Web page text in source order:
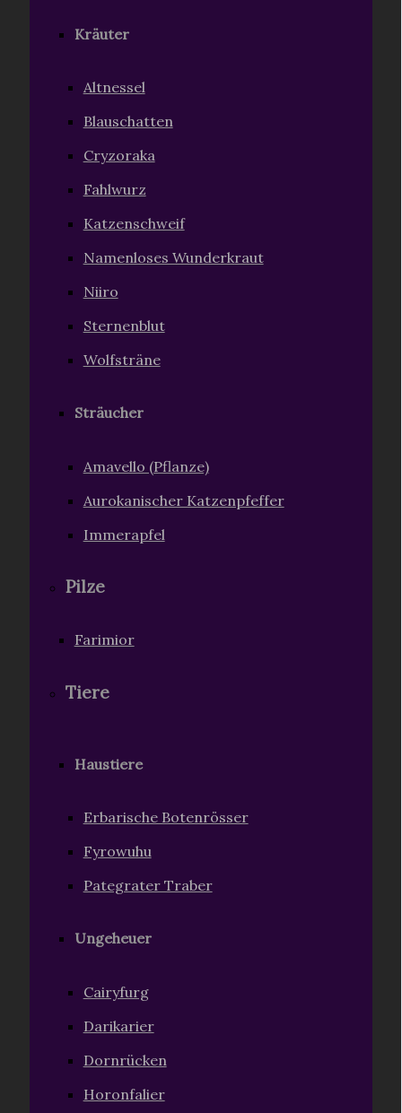
Kräuter
Altnessel
Blauschatten
Cryzoraka
Fahlwurz
Katzenschweif
Namenloses Wunderkraut
Niiro
Sternenblut
Wolfsträne
Sträucher
Amavello (Pflanze)
Aurokanischer Katzenpfeffer
Immerapfel
Pilze
Farimior
Tiere
Haustiere
Erbarische Botenrösser
Fyrowuhu
Pategrater Traber
Ungeheuer
Cairyfurg
Darikarier
Dornrücken
Horonfalier